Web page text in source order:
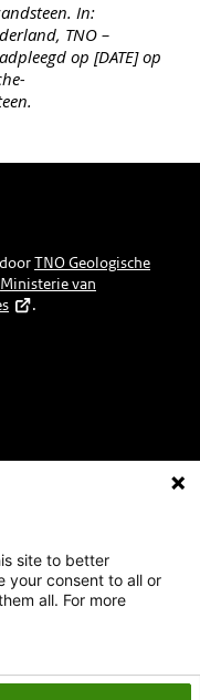
In:
TNO –
op [DATE] op
TNO Geologische
Ministerie van
.
site to better
your consent to all or
all. For more